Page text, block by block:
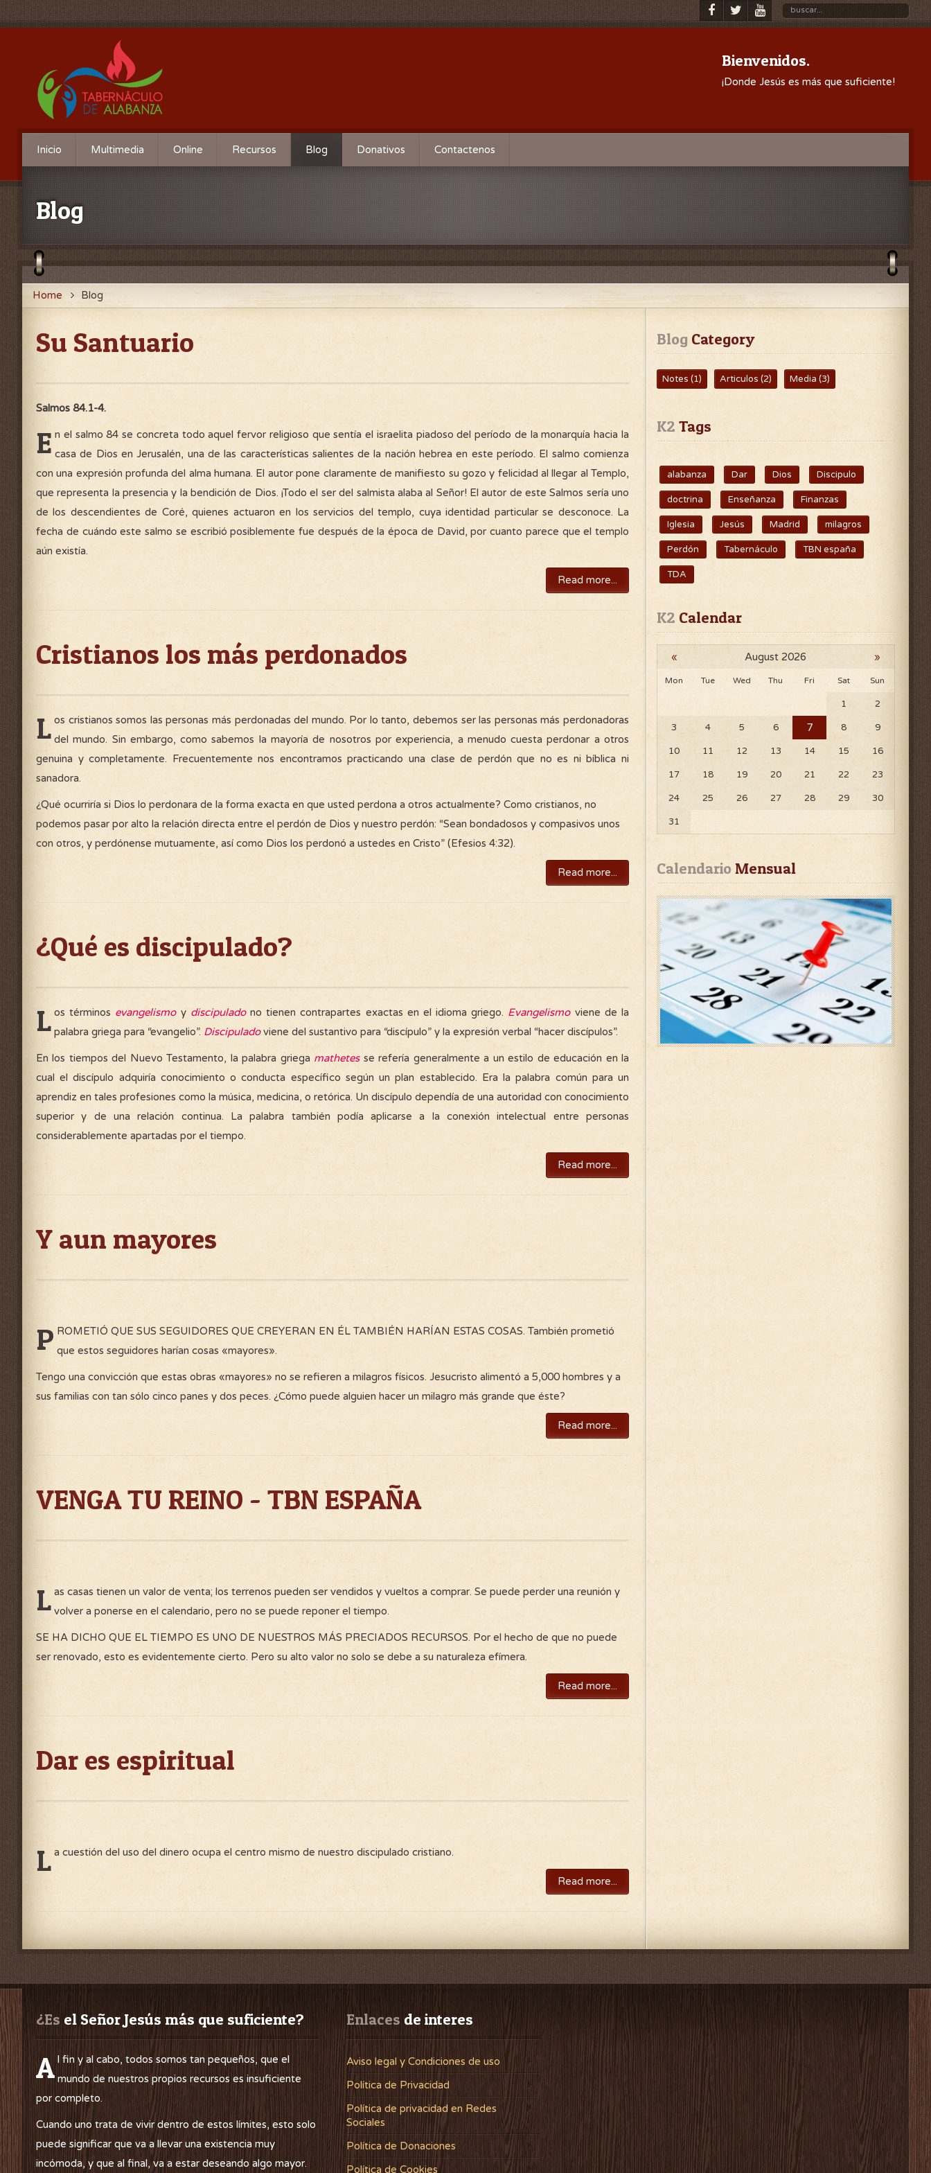
Bienvenidos.
¡Donde Jesús es más que suficiente!
Inicio Multimedia Online Recursos Blog Donativos Contactenos
Blog
Home Blog
Su Santuario
Salmos 84.1-4.
E n el salmo 84 se concreta todo aquel fervor religioso que sentía el israelita piadoso del período de la monarquía hacia la
casa de Dios en Jerusalén, una de las características salientes de la nación hebrea en este período. El salmo comienza
con una expresión profunda del alma humana. El autor pone claramente de manifiesto su gozo y felicidad al llegar al Templo,
que representa la presencia y la bendición de Dios. ¡Todo el ser del salmista alaba al Señor! El autor de este Salmos sería uno
de los descendientes de Coré, quienes actuaron en los servicios del templo, cuya identidad particular se desconoce. La
fecha de cuándo este salmo se escribió posiblemente fue después de la época de David, por cuanto parece que el templo
aún existía.
Read more...
Cristianos los más perdonados
L os cristianos somos las personas más perdonadas del mundo. Por lo tanto, debemos ser las personas más perdonadoras
del mundo. Sin embargo, como sabemos la mayoría de nosotros por experiencia, a menudo cuesta perdonar a otros
genuina y completamente. Frecuentemente nos encontramos practicando una clase de perdón que no es ni bíblica ni
sanadora.
¿Qué ocurriría si Dios lo perdonara de la forma exacta en que usted perdona a otros actualmente? Como cristianos, no
podemos pasar por alto la relación directa entre el perdón de Dios y nuestro perdón: “Sean bondadosos y compasivos unos
con otros, y perdónense mutuamente, así como Dios los perdonó a ustedes en Cristo” (Efesios 4:32).
Read more...
¿Qué es discipulado?
L os términos evangelismoy discipuladono tienen contrapartes exactas en el idioma griego. Evangelismoviene de la
palabra griega para “evangelio”. Discipuladoviene del sustantivo para “discípulo” y la expresión verbal “hacer discípulos”.
En los tiempos del Nuevo Testamento, la palabra griega mathetesse refería generalmente a un estilo de educación en la
cual el discípulo adquiría conocimiento o conducta específico según un plan establecido. Era la palabra común para un
aprendiz en tales profesiones como la música, medicina, o retórica. Un discípulo dependía de una autoridad con conocimiento
superior y de una relación continua. La palabra también podía aplicarse a la conexión intelectual entre personas
considerablemente apartadas por el tiempo.
Read more...
Y aun mayores
P ROMETIÓ QUE SUS SEGUIDORES QUE CREYERAN EN ÉL TAMBIÉN HARÍAN ESTAS COSAS. También prometió
que estos seguidores harían cosas «mayores».
Tengo una convicción que estas obras «mayores» no se refieren a milagros físicos. Jesucristo alimentó a 5,000 hombres y a
sus familias con tan sólo cinco panes y dos peces. ¿Cómo puede alguien hacer un milagro más grande que éste?
Read more...
VENGA TU REINO - TBN ESPAÑA
L as casas tienen un valor de venta; los terrenos pueden ser vendidos y vueltos a comprar. Se puede perder una reunión y
volver a ponerse en el calendario, pero no se puede reponer el tiempo.
SE HA DICHO QUE EL TIEMPO ES UNO DE NUESTROS MÁS PRECIADOS RECURSOS. Por el hecho de que no puede
ser renovado, esto es evidentemente cierto. Pero su alto valor no solo se debe a su naturaleza efímera.
Read more...
Dar es espiritual
L a cuestión del uso del dinero ocupa el centro mismo de nuestro discipulado cristiano.
Read more...
Blog Category
Notes (1) Articulos (2) Media (3)
K2 Tags
alabanza Dar Dios Discipulo
doctrina Enseñanza Finanzas
Iglesia Jesús Madrid milagros
Perdón Tabernáculo TBN españa
TDA
K2 Calendar
« August 2026 »
Mon Tue Wed Thu Fri Sat Sun
1 2
3 4 5 6 7 8 9
10 11 12 13 14 15 16
17 18 19 20 21 22 23
24 25 26 27 28 29 30
31
Calendario Mensual
¿Es el Señor Jesús más que suficiente?
A l fin y al cabo, todos somos tan pequeños, que el
mundo de nuestros propios recursos es insuficiente
por completo.
Cuando uno trata de vivir dentro de estos límites, esto solo
puede significar que va a llevar una existencia muy
incómoda, y que al final, va a estar deseando algo mayor.
Enlaces de interes
Aviso legal y Condiciones de uso
Política de Privacidad
Política de privacidad en Redes
Sociales
Política de Donaciones
Política de Cookies